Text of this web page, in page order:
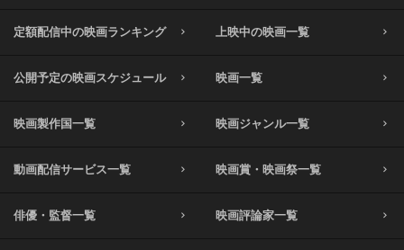
定額配信中の映画ランキング 上映中の映画一覧
公開予定の映画スケジュール 映画一覧
映画製作国一覧 映画ジャンル一覧
動画配信サービス一覧 映画賞・映画祭一覧
俳優・監督一覧 映画評論家一覧